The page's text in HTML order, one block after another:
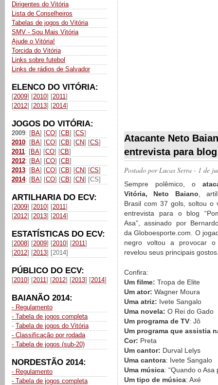
Dirigentes do Vitória
Lista de Conselheiros
Tabelas de jogos do Vitória
SMV - Sou Mais Vitória
Ajude o Vitória!
Torcida do Vitória
Links sobre futebol
Links de rádios de Salvador
ELENCO DO VITÓRIA:
[2009] [2010] [2011]
[2012] [2013] [2014]
JOGOS DO VITÓRIA:
2009: [BA] [CO] [CB] [CS]
2010: [BA] [CO] [CB] [CN] [CS]
2011: [BA] [CO] [CB]
2012: [BA] [CO] [CB]
2013: [BA] [CO] [CB] [CN] [CS]
2014: [BA] [CO] [CB] [CN] [CS]
ARTILHARIA DO ECV:
[2009] [2010] [2011]
[2012] [2013] [2014]
ESTATÍSTICAS DO ECV:
[2008] [2009] [2010] [2011]
[2012] [2013] [2014]
PÚBLICO DO ECV:
[2010] [2011] [2012] [2013] [2014]
BAIANÃO 2014:
- Regulamento
- Tabela de jogos completa
- Tabela de jogos do Vitória
- Classificação por rodada
- Tabela de jogos (sub-20)
NORDESTÃO 2014:
- Regulamento
- Tabela de jogos completa
Atacante Neto
entrevista para
Postado porLucas Serra - 1 de
Sempre polêmico, o
Vitória, Neto Baiano,
Brasil com 37 gols, soltou o
entrevista para o blog
Asa”, assinado por
da Globoesporte.com. O
negro voltou a provocar
revelou seus principais
Confira:
Um filme: Tropa de Elite
Um ator: Wagner Moura
Uma atriz: Ivete Sangalo
Uma novela: O Rei do Gado
Um programa de TV: Jô
Um programa que assistia
Cor: Preta
Um cantor: Durval Lelys
Uma cantora: Ivete Sangalo
Uma música: “Quando o Asa
Um tipo de música: Axé